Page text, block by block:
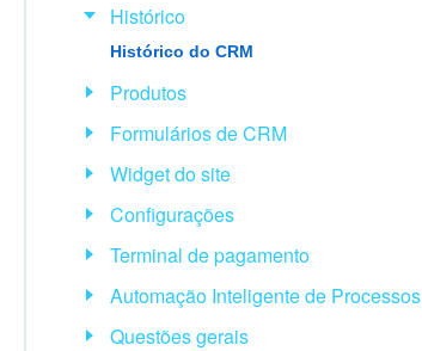
Histórico
Histórico do CRM
Produtos
Formulários de CRM
Widget do site
Configurações
Terminal de pagamento
Automação Inteligente de Processos
Questões gerais